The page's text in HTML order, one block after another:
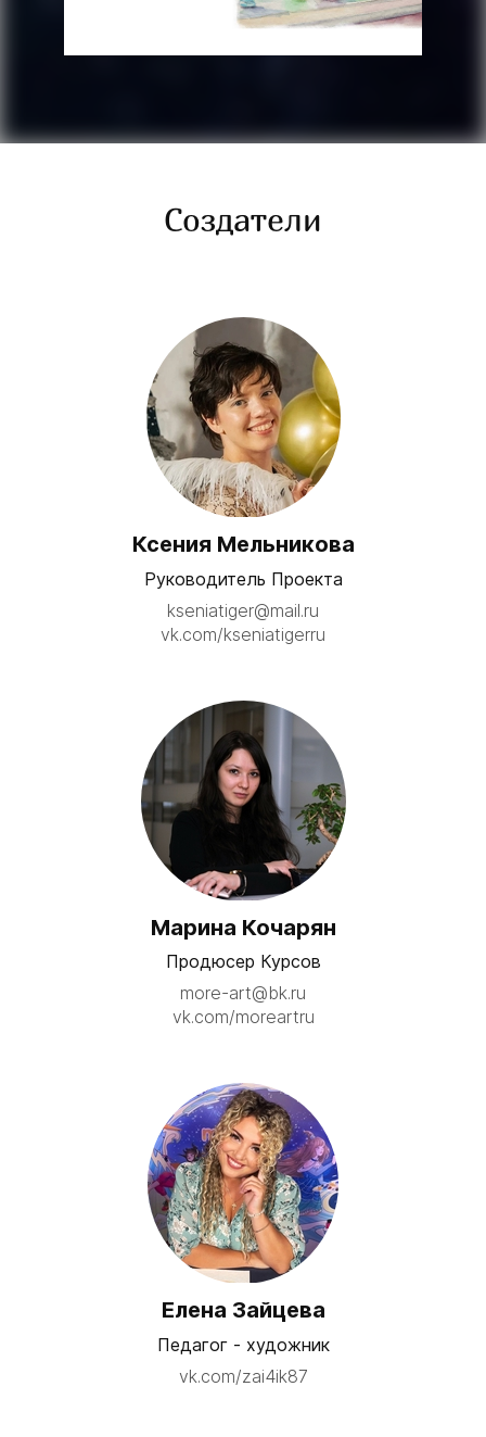
Создатели
Ксения Мельникова
Руководитель Проекта
kseniatiger@mail.ru
vk.com/kseniatigerru
Марина Кочарян
Продюсер Курсов
more-art@bk.ru
vk.com/moreartru
Елена Зайцева
Педагог - художник
vk.com/zai4ik87